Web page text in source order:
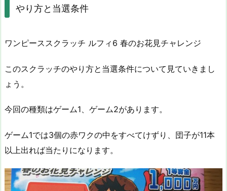
やり方と当選条件
ワンピーススクラッチ ルフィ6 春のお花見チャレンジ
このスクラッチのやり方と当選条件について見ていきまし
ょう。
今回の種類はゲーム1、ゲーム2があります。
ゲーム1では3個の赤ワクの中をすべてけずり、団子が11本
以上出れば当たりになります。